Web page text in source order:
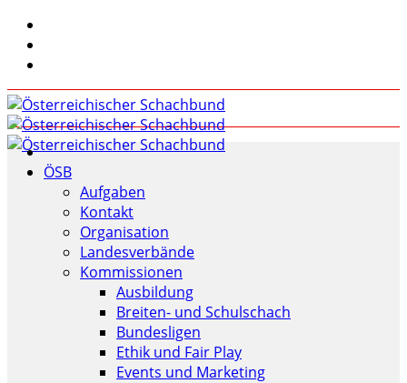
ÖSB
Aufgaben
Kontakt
Organisation
Landesverbände
Kommissionen
Ausbildung
Breiten- und Schulschach
Bundesligen
Ethik und Fair Play
Events und Marketing